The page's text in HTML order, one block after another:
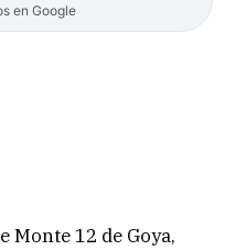
en Google
Monte 12 de Goya,